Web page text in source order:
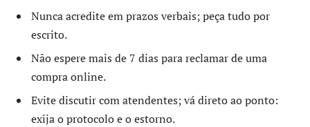
Nunca acredite em prazos verbais; peça tudo por
escrito.
Não espere mais de 7 dias para reclamar de uma
compra online.
Evite discutir com atendentes; vá direto ao ponto:
exija o protocolo e o estorno.